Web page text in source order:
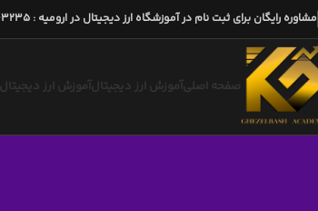
مشاوره رایگان برای ثبت نام در آموزشگاه ارز دیجیتال در ارومیه :
صفحه اصلیآموزش ارز دیجیتالآموزش ارز